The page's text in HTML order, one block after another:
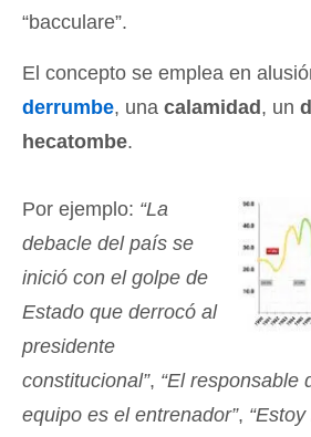
“bacculare”.
El concepto se emplea en
derrumbe, una calamidad , un
hecatombe.
Por ejemplo: “La
debacle del país se
inició con el golpe de
Estado que derrocó al
presidente
constitucional”, “El responsable
equipo es el entrenador”,